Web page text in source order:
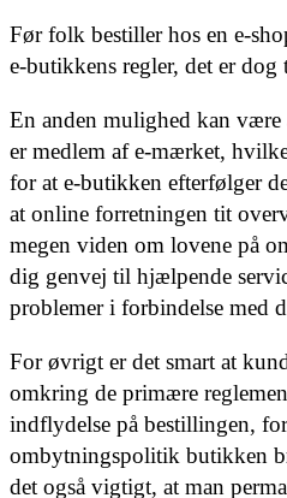
Før folk bestiller hos en e-
e-butikkens regler, det er dog
En anden mulighed kan
er medlem af e-mærket,
for at e-butikken efterfølger
at online forretningen tit
megen viden om lovene på
dig genvej til hjælpende
problemer i forbindelse med
For øvrigt er det smart at
omkring de primære
indflydelse på bestillingen,
ombytningspolitik butikken
det også vigtigt, at man